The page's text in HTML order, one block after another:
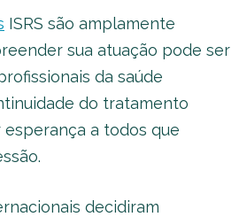
ISRS são amplamente
sua atuação pode ser
da saúde
do tratamento
a todos que
decidiram